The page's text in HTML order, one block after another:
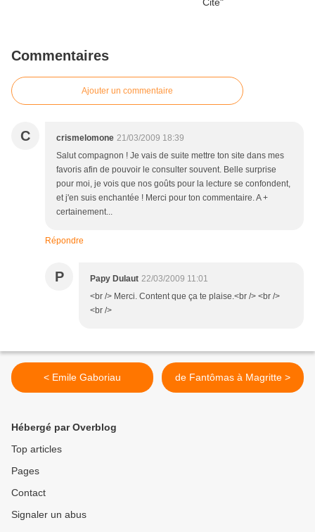
Commentaires
Ajouter un commentaire
C crismelomone 21/03/2009 18:39
Salut compagnon ! Je vais de suite mettre ton site dans mes
favoris afin de pouvoir le consulter souvent. Belle surprise
pour moi, je vois que nos goûts pour la lecture se confondent,
et j'en suis enchantée ! Merci pour ton commentaire. A +
certainement...
Répondre
P Papy Dulaut 22/03/2009 11:01
<br /> Merci. Content que ça te plaise.<br /> <br />
<br />
< Emile Gaboriau de Fantômas à Magritte >
Hébergé par Overblog
Top articles
Pages
Contact
Signaler un abus